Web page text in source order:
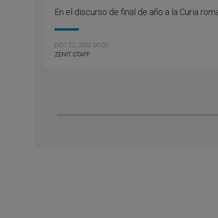
En el discurso de final de año a la Curia
DEC 22, 2003 00:00
ZENIT STAFF